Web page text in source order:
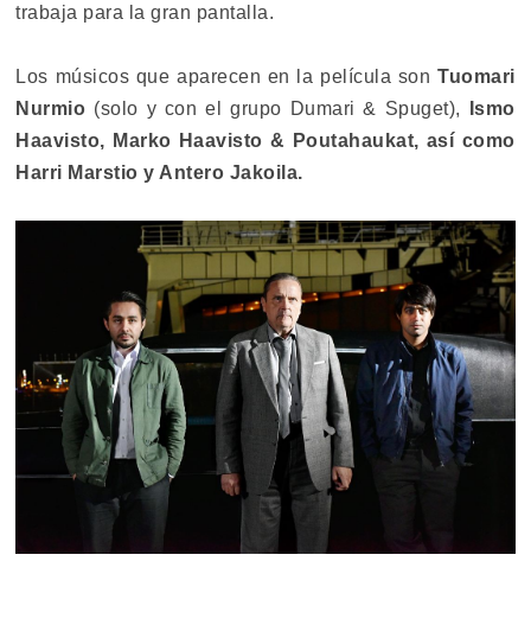
trabaja para la gran pantalla.
Los músicos que aparecen en la película sonTuomari
Nurmio (solo y con el grupo Dumari & Spuget),
Ismo
Haavisto, Marko Haavisto & Poutahaukat, así como
Harri Marstio y Antero Jakoila.